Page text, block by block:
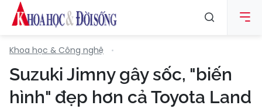
Khoa học & Công nghệ
Suzuki Jimny gây sốc, "biến
hình" đẹp hơn cả Toyota Land